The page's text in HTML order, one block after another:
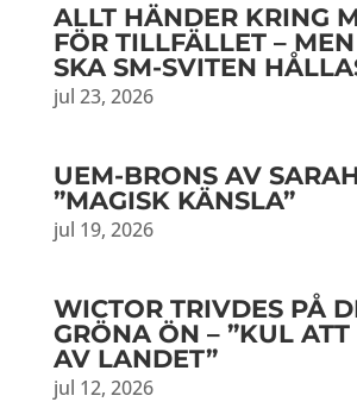
ALLT HÄNDER KRING
FÖR TILLFÄLLET –
SKA SM-SVITEN
jul 23, 2026
UEM-BRONS AV
”MAGISK KÄNSLA”
jul 19, 2026
WICTOR TRIVDES PÅ
GRÖNA ÖN – ”KUL ATT
AV LANDET”
jul 12, 2026